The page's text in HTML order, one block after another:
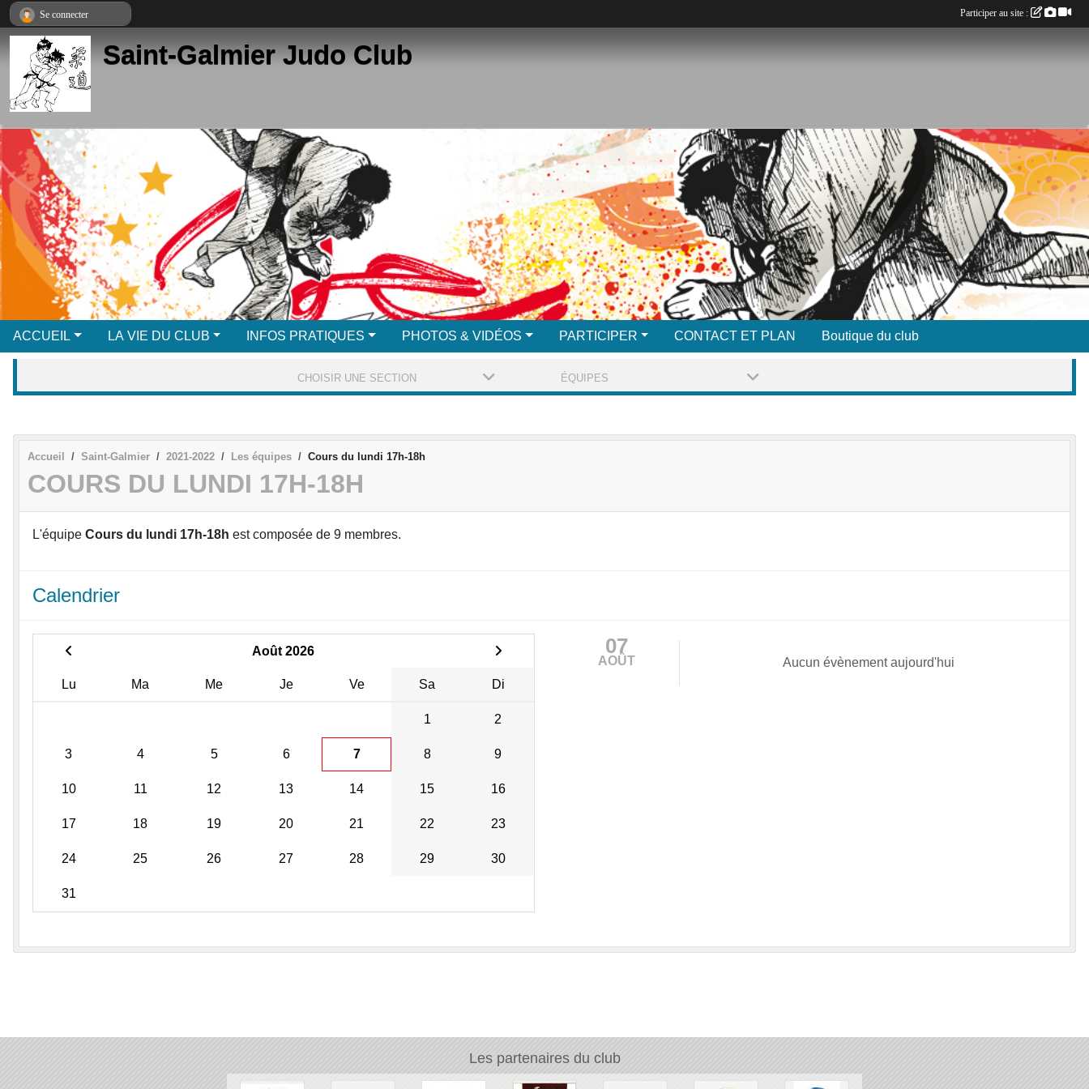
Saint-Galmier Judo Club
ACCUEIL LA VIE DU CLUB INFOS PRATIQUES PHOTOS & VIDÉOS PARTICIPER CONTACT ET PLAN Boutique du club
CHOISIR UNE SECTION ÉQUIPES
Accueil Saint-Galmier 2021-2022 Les équipes Cours du lundi 17h-18h
COURS DU LUNDI 17H-18H
L'équipe Cours du lundi 17h-18h est composée de 9 membres.
Calendrier
Août 2026
Lu Ma Me Je Ve Sa Di
1 2
3 4 5 6 7 8 9
10 11 12 13 14 15 16
17 18 19 20 21 22 23
24 25 26 27 28 29 30
31
07
AOÛT Aucun évènement aujourd'hui
Les partenaires du club
Se connecter Participer au site :
Panneau de gestion des cookies